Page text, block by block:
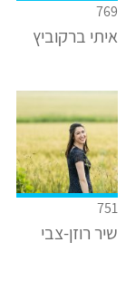
769
איתי ברקוביץ
751
שיר רוזן-צבי